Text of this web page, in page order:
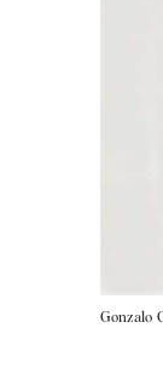
Gonzalo